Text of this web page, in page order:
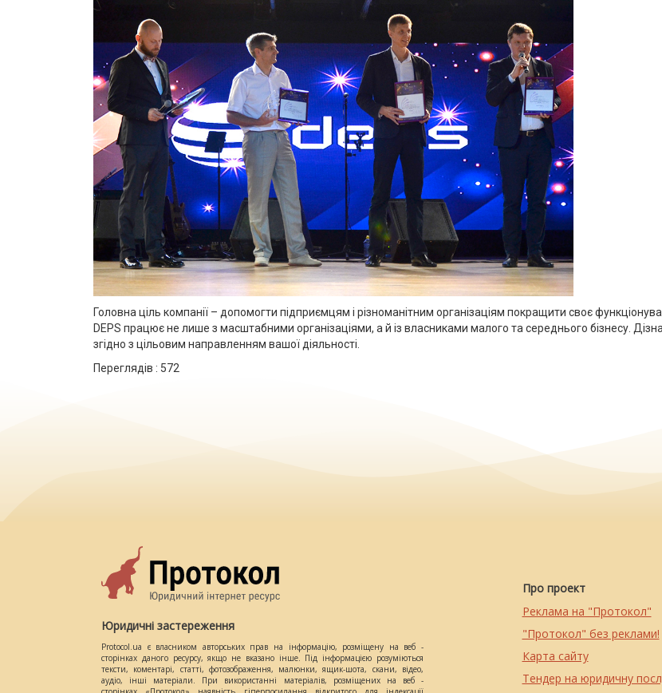
Головна ціль компанії – допомогти підприємцям і різноманітним організаціям покращити своє
DEPS працює не лише з масштабними організаціями, а й із власниками малого та середнього бізнесу.
згідно з цільовим направленням вашої діяльності.
Переглядів : 572
Юридичні застереження
Protocol.ua є власником авторських прав на інформацію, розміщену на веб -
сторінках даного ресурсу, якщо не вказано інше. Під інформацією розуміються
тексти, коментарі, статті, фотозображення, малюнки, ящик-шота, скани, відео,
аудіо, інші матеріали. При використанні матеріалів, розміщених на веб -
Про проект
Реклама на "Протокол"
"Протокол" без реклами!
Карта сайту
Тендер на юридичну